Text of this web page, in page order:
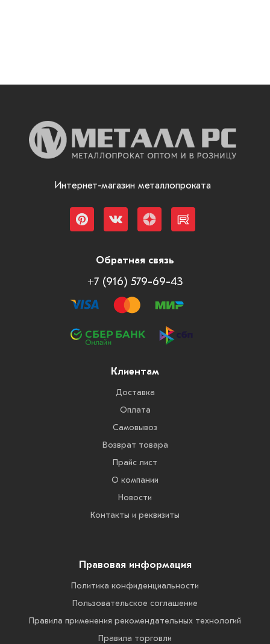
Интернет-магазин металлопроката
Обратная связь
+7 (916) 579-69-43
Клиентам
Доставка
Оплата
Самовывоз
Возврат товара
Прайс лист
О компании
Новости
Контакты и реквизиты
Правовая информация
Политика конфиденциальности
Пользовательское соглашение
Правила применения рекомендательных технологий
Правила торговли